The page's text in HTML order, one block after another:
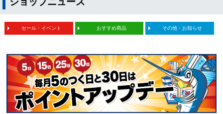
セール・イベント おすすめ商品 その他・お知らせ